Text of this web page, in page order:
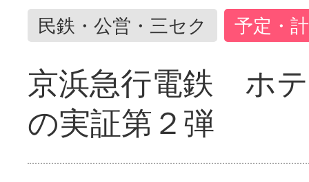
民鉄・公営・三セク 予定・
京浜急行電鉄 ホ
の実証第２弾